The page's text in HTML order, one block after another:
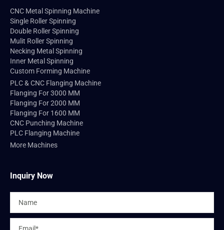
CNC Metal Spinning Machine
Single Roller Spinning
Double Roller Spinning
Mulit Roller Spinning
Necking Metal Spinning
Inner Metal Spinning
Custom Forming Machine
PLC & CNC Flanging Machine
Flanging For 3000 MM
Flanging For 2000 MM
Flanging For 1600 MM
CNC Punching Machine
PLC Flanging Machine
More Machines
Inquiry Now